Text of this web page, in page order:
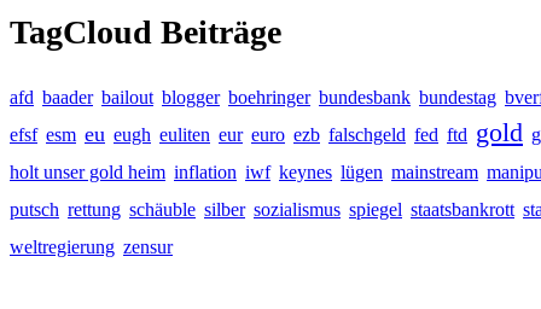
TagCloud Beiträge
afd baader bailout blogger boehringer bundesbank bundestag
efsf esm eu eugh euliten eur euro ezb falschgeld fed ftd gold
holt unser gold heim inflation iwf keynes lügen mainstream
putsch rettung schäuble silber sozialismus spiegel staatsbankrott
weltregierung zensur